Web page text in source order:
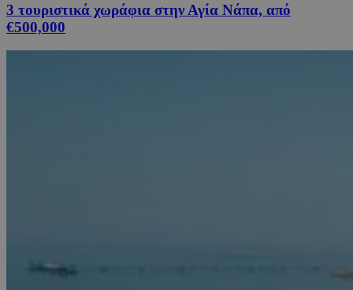
3 τουριστικά χωράφια στην Αγία Νάπα, από
€500,000